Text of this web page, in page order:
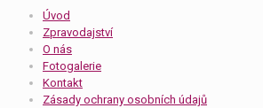
Úvod
Zpravodajství
O nás
Fotogalerie
Kontakt
Zásady ochrany osobních údajů